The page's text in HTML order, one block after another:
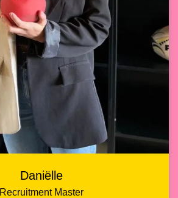
Daniëlle
Recruitment Master